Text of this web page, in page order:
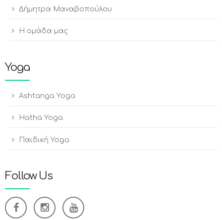
Δήμητρα Μαναβοπούλου
Η ομάδα μας
Yoga
Ashtanga Yoga
Hatha Yoga
Παιδική Yoga
Follow Us